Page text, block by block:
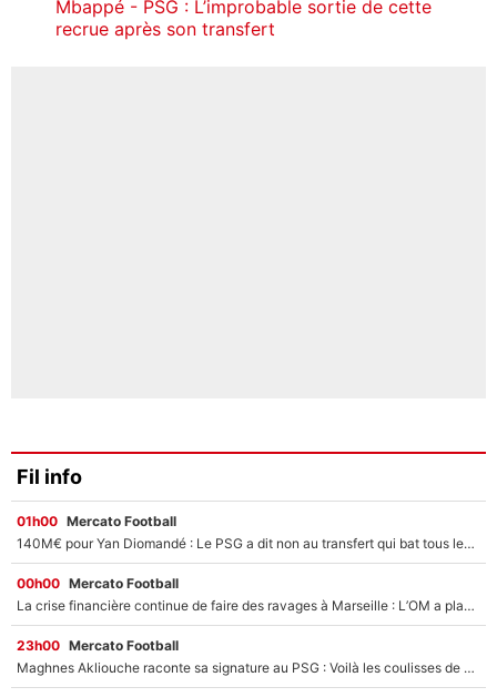
Mbappé - PSG : L’improbable sortie de cette
recrue après son transfert
Fil info
01h00 Mercato Football
140M€ pour Yan Diomandé : Le PSG a dit non au transfert qui bat tous les records sur le mercato
00h00 Mercato Football
La crise financière continue de faire des ravages à Marseille : L’OM a placé 12 joueurs sur le marché des transferts… et ça pourrait lui rapporter près de 100M€ !
23h00 Mercato Football
Maghnes Akliouche raconte sa signature au PSG : Voilà les coulisses de son transfert de rêve à 50M€